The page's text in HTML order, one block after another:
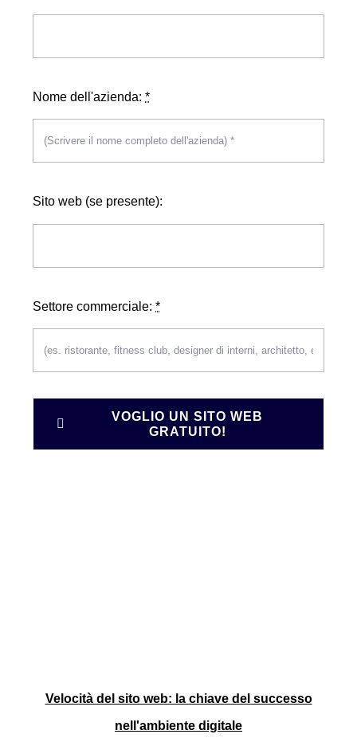
Nome dell'azienda:*
Sito web (se presente):
Settore commerciale:*
VOGLIO UN SITO WEB
GRATUITO!
Velocità del sito web: la chiave del successo
nell'ambiente digitale